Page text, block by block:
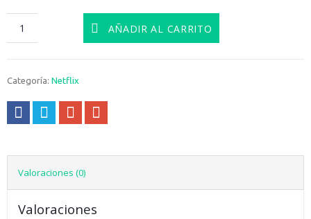
AÑADIR AL CARRITO
Categoría: Netflix
Valoraciones (0)
Valoraciones